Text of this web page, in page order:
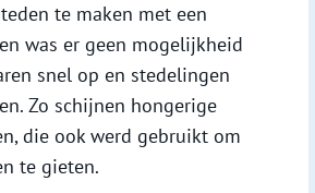
te maken met een
was er geen mogelijkheid
snel op en stedelingen
Zo schijnen hongerige
die ook werd gebruikt om
te gieten.